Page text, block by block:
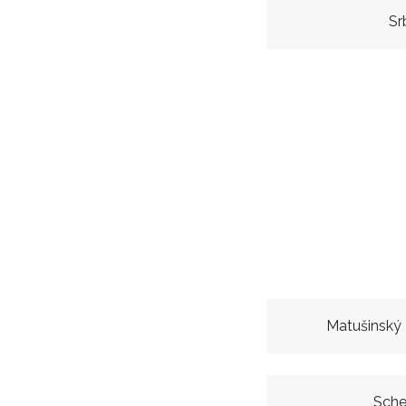
Matušinský